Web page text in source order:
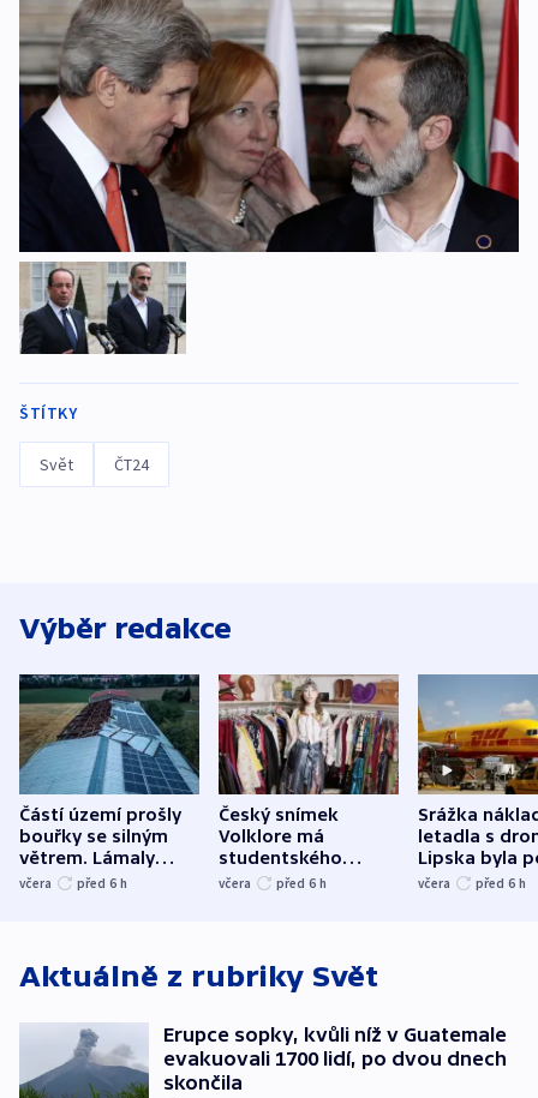
ŠTÍTKY
Svět ČT24
Výběr redakce
Částí území prošly
bouřky se silným
větrem. Lámaly
stromy a poničily
včera před 6 h
Český snímek
Volklore má
studentského
Oscara, zabojuje o
včera před 6 h
Srážka
letadla s
Lipska byla
německého
včera před 6 h
Aktuálně z rubriky Svět
Erupce sopky, kvůli níž v Guatemale
evakuovali 1700 lidí, po dvou dnech
skončila